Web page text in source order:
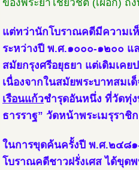
ของพระยาไชยวิชิต (เผือก)
แต่ทว่านักโบราณคดีมีความเ
ระหว่างปี พ.ศ.๑๐๐๐-๑๒๐๐
สมัยกรุงศรีอยุธยา แต่เดิมเค
เนื่องจากในสมัยพระบาทสมเ
เรือนแก้วชำรุดอันหนึ่ง ที่วัดทุ่ง
ธารราฐ” วัดหน้าพระเมรุรา
ในการขุดค้นครั้งปี พ.ศ.๒๔๘๑
โบราณคดีชาวฝรั่งเศส ได้ขุด